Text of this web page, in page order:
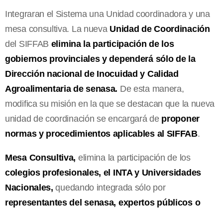
Integraran el Sistema una Unidad coordinadora y una
mesa consultiva. La nueva Unidad de Coordinación
del SIFFAB elimina la participación de los
gobiernos provinciales y dependerá sólo de la
Dirección nacional de Inocuidad y Calidad
Agroalimentaria de senasa. De esta manera,
modifica su misión en la que se destacan que la nueva
unidad de coordinación se encargará de proponer
normas y procedimientos aplicables al SIFFAB.
Mesa Consultiva, elimina la participación de los
colegios profesionales, el INTA y Universidades
Nacionales, quedando integrada sólo por
representantes del senasa, expertos públicos o